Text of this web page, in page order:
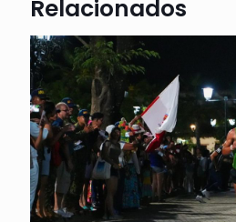
Relacionados